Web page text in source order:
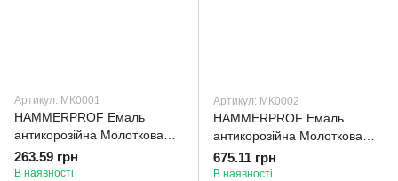
Артикул: МК0001
HAMMERPROF Емаль
антикорозійна Молоткова
3в1 ТМ Корабельна чорна (
101) 0,75л
263.59 грн
В наявності
Артикул: МК0002
HAMMERPROF Емаль
антикорозійна Молоткова
3в1 ТМ Корабельна чорна (
101) 2л
675.11 грн
В наявності